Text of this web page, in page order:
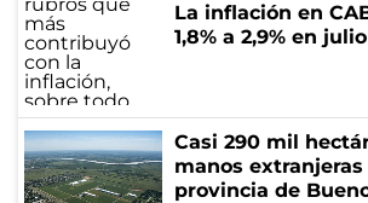
La inflación en
1,8% a 2,9% en julio
Casi 290 mil
manos extranjeras
provincia de